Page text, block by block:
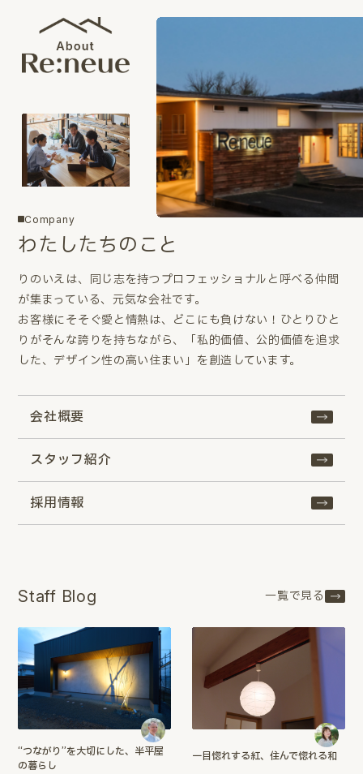
Company
わたしたちのこと
りのいえは、同じ志を持つプロフェッショナルと呼べる仲間
が集まっている、元気な会社です。
お客様にそそぐ愛と情熱は、どこにも負けない！ひとりひと
りがそんな誇りを持ちながら、「私的価値、公的価値を追求
した、デザイン性の高い住まい」を創造しています。
会社概要
スタッフ紹介
採用情報
Staff Blog 一覧で見る
“つながり”を大切にした、半平屋
の暮らし
一目惚れする紅、住んで惚れる和